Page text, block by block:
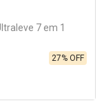
7 em 1
27% OFF